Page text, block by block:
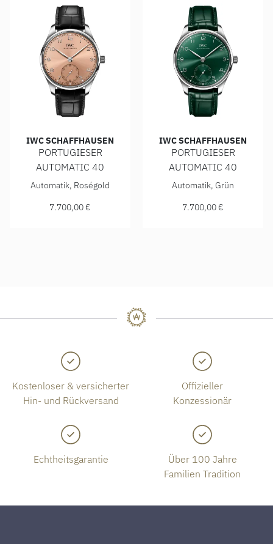
IWC SCHAFFHAUSEN
PORTUGIESER
AUTOMATIC 40
IWC Schaffhausen PORTUGIESER AUTOMATIC 40, Ref:
Automatik, Roségold
7.700,00 €
IWC SCHAFFHAUSEN
PORTUGIESER
AUTOMATIC 40
IWC Schaffhausen
Automatik, Grün
7.700,00 €
Kostenloser & versicherter
Hin- und Rückversand
Offizieller
Konzessionär
Echtheitsgarantie
Über 100 Jahre
Familien Tradition